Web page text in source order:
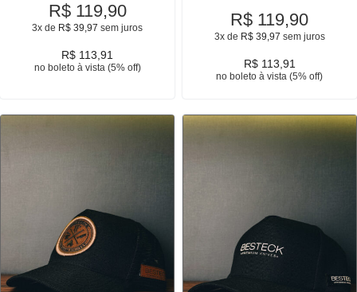
R$119,90
3x de R$ 39,97 sem juros
R$ 113,91
no boleto à vista (5% off)
R$ 119,90
3x de R$39,97 sem juros
R$113,91
no boleto à vista (5% off)